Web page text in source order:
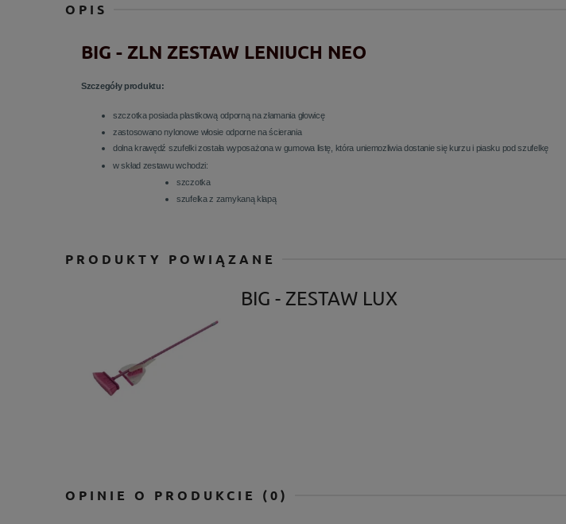
OPIS
BIG - ZLN ZESTAW LENIUCH NEO
Szczegóły produktu:
szczotka posiada plastikową odporną na złamania głowicę
zastosowano nylonowe włosie odporne na ścierania
dolna krawędź szufelki została wyposażona w gumowa listę, która uniemozliwia dostanie się kurzu i piasku pod szufelkę
w skład zestawu wchodzi:
szczotka
szufelka z zamykaną klapą
PRODUKTY POWIĄZANE
BIG - ZESTAW LUX
OPINIE O PRODUKCIE (0)